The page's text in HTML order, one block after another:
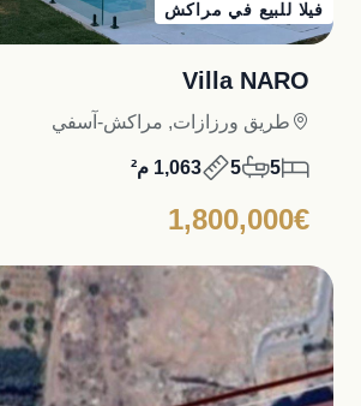
فيلا للبيع في مراكش
Villa NARO
طريق ورزازات, مراكش-آسفي
5
5 1,063 م²
1,800,000€